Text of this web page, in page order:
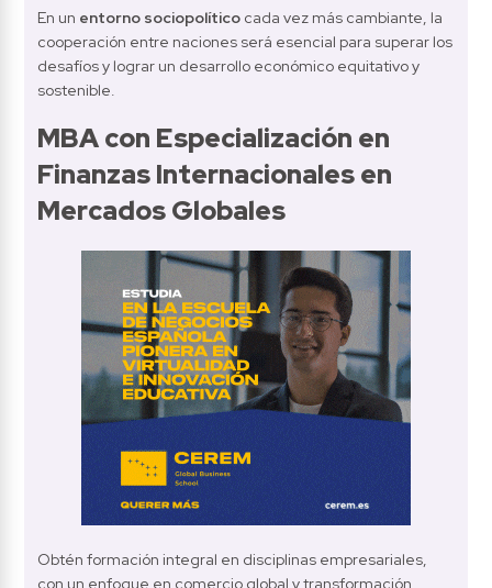
En un entorno sociopolítico cada vez más cambiante, la
cooperación entre naciones será esencial para superar los
desafíos y lograr un desarrollo económico equitativo y
sostenible.
MBA con Especialización en
Finanzas Internacionales en
Mercados Globales
Obtén formación integral en disciplinas empresariales,